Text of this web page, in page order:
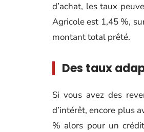
d’achat, les taux
Agricole est 1,45 %,
montant total prêté.
Des taux
Si vous avez des
d’intérêt, encore plus
% alors pour un